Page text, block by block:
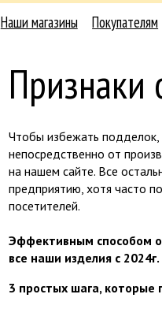
Наши магазины Покупателям
Признаки
Чтобы избежать подделок,
непосредственно от
на нашем сайте. Все
предприятию, хотя часто
посетителей.
Эффективным способом
все наши изделия с 2024г.
3 простых шага, которые